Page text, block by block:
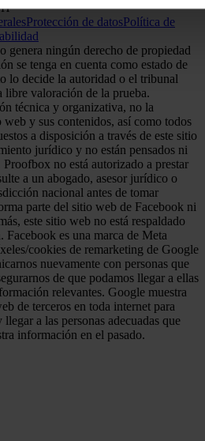
Protección de datosPolítica de
genera ningún derecho de propiedad
se tenga en cuenta como estado de
lo decide la autoridad o el tribunal
libre valoración de la prueba.
técnica y organizativa, no la
y sus contenidos, así como todos
a disposición a través de este sitio
jurídico y no están pensados ni
no está autorizado a prestar
a un abogado, asesor jurídico o
nacional antes de tomar
parte del sitio web de Facebook ni
este sitio web no está respaldado
es una marca de Meta
cookies de remarketing de Google
nuevamente con personas que
de que podamos llegar a ellas
relevantes. Google muestra
de terceros en toda internet para
a las personas adecuadas que
información en el pasado.